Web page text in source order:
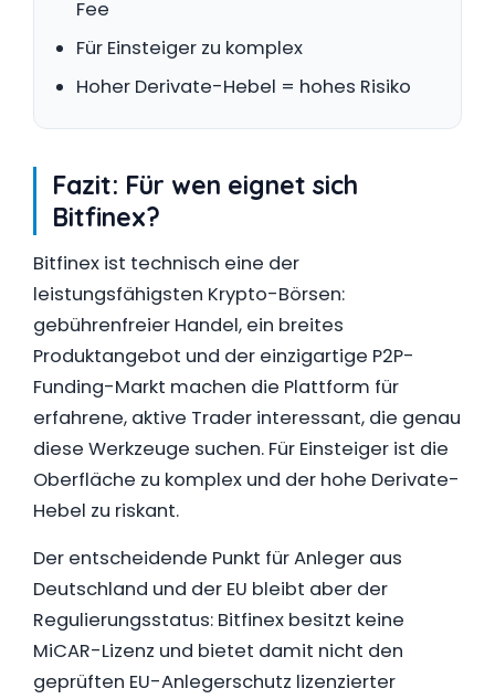
Fee
Für Einsteiger zu komplex
Hoher Derivate-Hebel = hohes Risiko
Fazit: Für wen eignet sich
Bitfinex?
Bitfinex ist technisch eine der
leistungsfähigsten Krypto-Börsen:
gebührenfreier Handel, ein breites
Produktangebot und der einzigartige P2P-
Funding-Markt machen die Plattform für
erfahrene, aktive Trader interessant, die genau
diese Werkzeuge suchen. Für Einsteiger ist die
Oberfläche zu komplex und der hohe Derivate-
Hebel zu riskant.
Der entscheidende Punkt für Anleger aus
Deutschland und der EU bleibt aber der
Regulierungsstatus: Bitfinex besitzt keine
MiCAR-Lizenz und bietet damit nicht den
geprüften EU-Anlegerschutz lizenzierter